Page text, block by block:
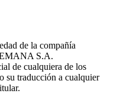
de la compañía
S.A.
de cualquiera de los
su traducción a cualquier